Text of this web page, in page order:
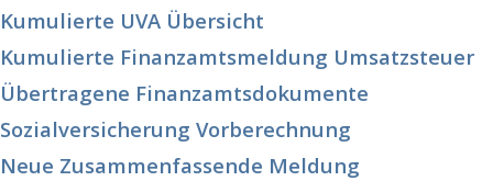
Kumulierte UVA Übersicht
Kumulierte Finanzamtsmeldung Umsatzsteuer
Übertragene Finanzamtsdokumente
Sozialversicherung Vorberechnung
Neue Zusammenfassende Meldung